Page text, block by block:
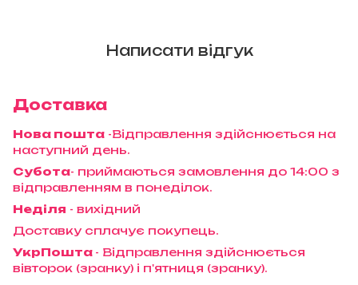
Написати відгук
Доставка
Нова пошта -Відправлення здійснюється на
наступний день.
Субота- приймаються замовлення до 14:00 з
відправленням в понеділок.
Неділя - вихідний
Доставку сплачує покупець.
УкрПошта - Відправлення здійснюється
вівторок (зранку) і п'ятниця (зранку).